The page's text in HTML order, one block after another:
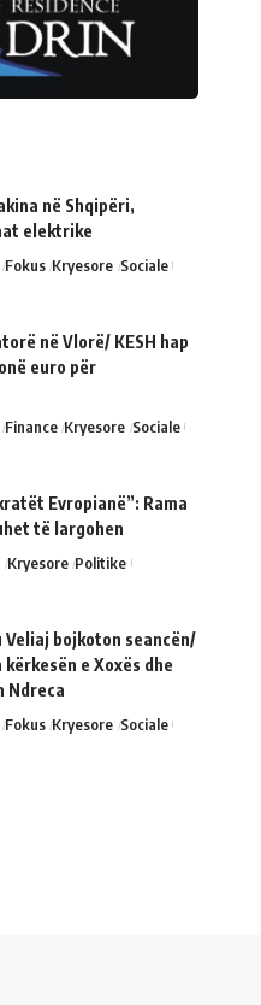
në Shqipëri,
elektrike
Fokus Kryesore Sociale
në Vlorë/ KESH hap
euro për
Finance Kryesore Sociale
Evropianë”: Rama
të largohen
Kryesore Politike
Veliaj bojkoton seancën/
e Xoxës dhe
Ndreca
Fokus Kryesore Sociale